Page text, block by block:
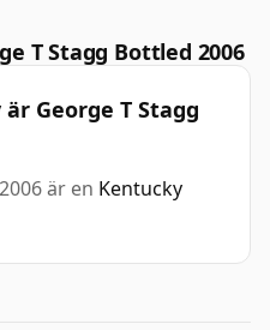
T Stagg Bottled 2006
George T Stagg
är en Kentucky